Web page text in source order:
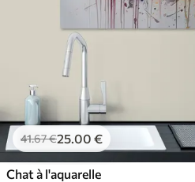
41.67€25.00 €
Chat à l'aquarelle